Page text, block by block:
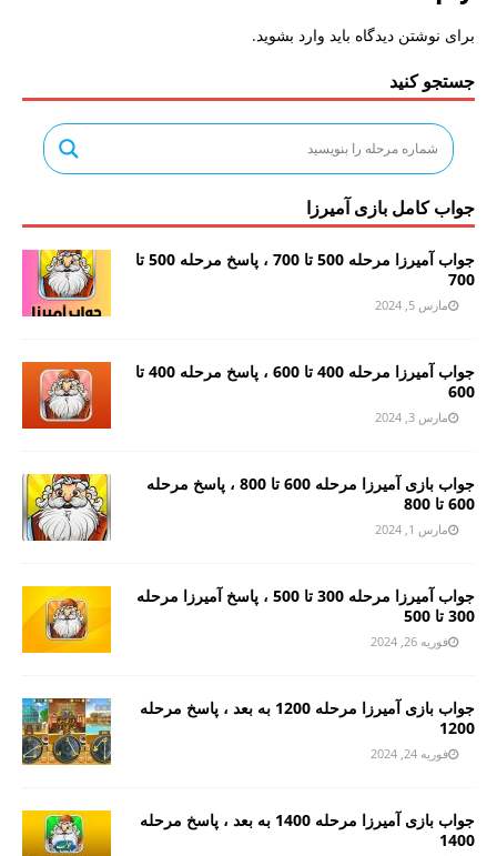
برای نوشتن دیدگاه باید وارد بشوید.
جستجو کنید
جواب کامل بازی آمیرزا
جواب آمیرزا مرحله 500 تا 700 ، پاسخ مرحله 500 تا
700
مارس 5, 2024
جواب آمیرزا مرحله 400 تا 600 ، پاسخ مرحله 400 تا
600
مارس 3, 2024
جواب بازی آمیرزا مرحله 600 تا 800 ، پاسخ مرحله
600 تا 800
مارس 1, 2024
جواب آمیرزا مرحله 300 تا 500 ، پاسخ آمیرزا مرحله
300 تا 500
فوریه 26, 2024
جواب بازی آمیرزا مرحله 1200 به بعد ، پاسخ مرحله
1200
فوریه 24, 2024
جواب بازی آمیرزا مرحله 1400 به بعد ، پاسخ مرحله
1400